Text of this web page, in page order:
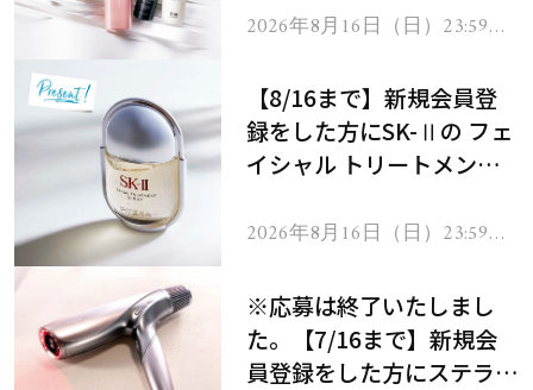
2026年8月16日（日）23:59ま
【8/16まで】新規会員登
録をした方にSK-Ⅱの フェ
イシャル トリートメント
2026年8月16日（日）23:59ま
※応募は終了いたしまし
た。【7/16まで】新規会
員登録をした方にステラボ